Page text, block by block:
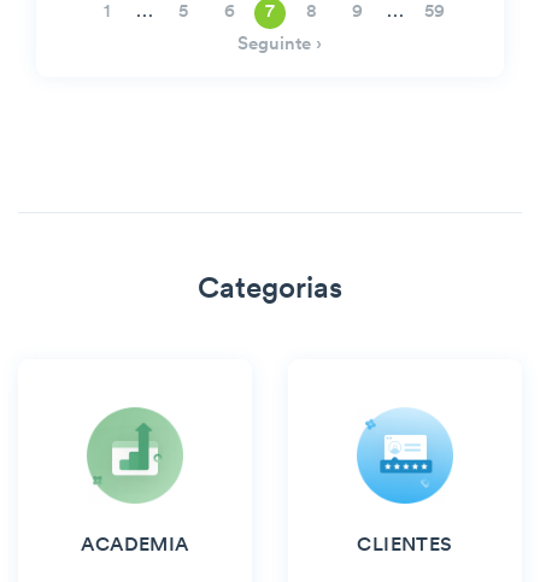
1 … 5 6 7 8 9 … 59
Seguinte ›
Categorias
ACADEMIA CLIENTES